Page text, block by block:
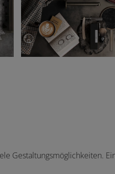
Gestaltungsmöglichkeiten.